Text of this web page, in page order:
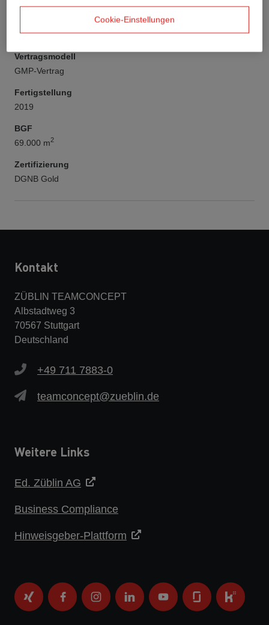
Bürogebäude
Vertragsmodell
GMP-Vertrag
Fertigstellung
2019
BGF
69.000 m2
Zertifizierung
DGNB Gold
Kontakt
ZÜBLIN TEAMCONCEPT
Albstadtweg 3
70567 Stuttgart
Deutschland
+49 711 7883-0
teamconcept@zueblin.de
Weitere Links
Ed. Züblin AG
Business Compliance
Hinweisgeber-Plattform
Cookie-Einstellungen